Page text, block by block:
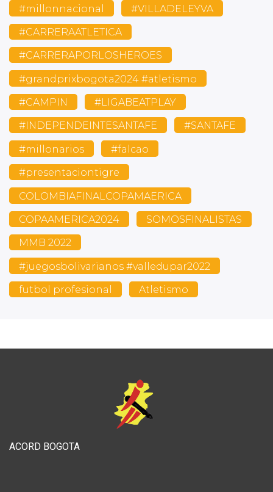
#millonnacional #VILLADELEYVA
#CARRERAATLETICA
#CARRERAPORLOSHEROES
#grandprixbogota2024 #atletismo
#CAMPIN #LIGABEATPLAY
#INDEPENDEINTESANTAFE #SANTAFE
#millonarios #falcao
#presentaciontigre
COLOMBIAFINALCOPAMAERICA
COPAAMERICA2024 SOMOSFINALISTAS
MMB 2022
#juegosbolivarianos #valledupar2022
futbol profesional Atletismo
ACORD BOGOTA